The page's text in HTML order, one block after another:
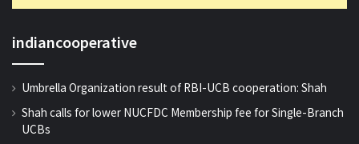
indiancooperative
Umbrella Organization result of RBI-UCB cooperation: Shah
Shah calls for lower NUCFDC Membership fee for Single-Branch
UCBs